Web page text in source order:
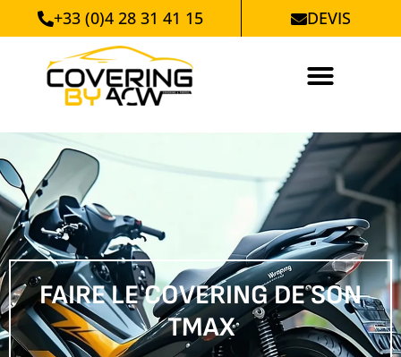
+33 (0)4 28 31 41 15 DEVIS
FAIRE LE COVERING DE SON
TMAX